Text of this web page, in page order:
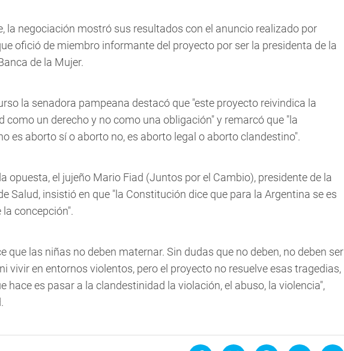
la negociación mostró sus resultados con el anuncio realizado por
ofició de miembro informante del proyecto por ser la presidenta de la
de la Mujer.
la senadora pampeana destacó que "este proyecto reivindica la
como un derecho y no como una obligación" y remarcó que "la
es aborto sí o aborto no, es aborto legal o aborto clandestino".
opuesta, el jujeño Mario Fiad (Juntos por el Cambio), presidente de la
Salud, insistió en que "la Constitución dice que para la Argentina se es
la concepción".
que las niñas no deben maternar. Sin dudas que no deben, no deben ser
vivir en entornos violentos, pero el proyecto no resuelve esas tragedias,
hace es pasar a la clandestinidad la violación, el abuso, la violencia",